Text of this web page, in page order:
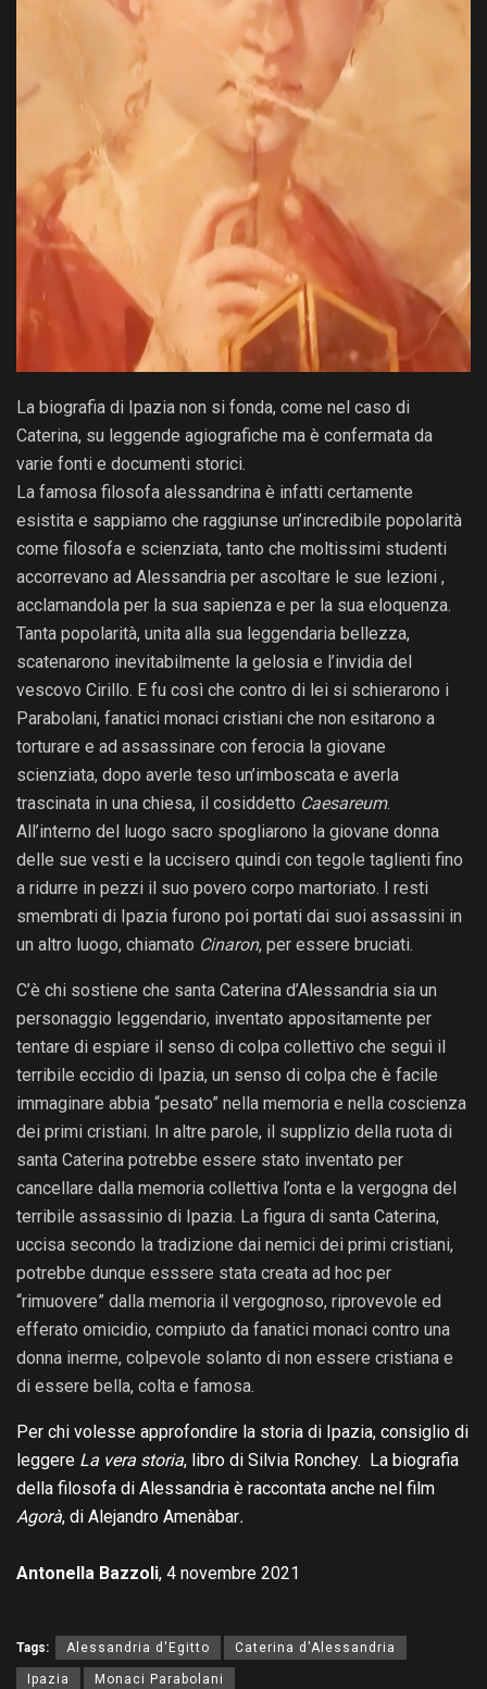
La biografia di Ipazia non si fonda, come nel caso di
Caterina, su leggende agiografiche ma è confermata da
varie fonti e documenti storici.
La famosa filosofa alessandrina è infatti certamente
esistita e sappiamo che raggiunse un’incredibile popolarità
come filosofa e scienziata, tanto che moltissimi studenti
accorrevano ad Alessandria per ascoltare le sue lezioni ,
acclamandola per la sua sapienza e per la sua eloquenza.
Tanta popolarità, unita alla sua leggendaria bellezza,
scatenarono inevitabilmente la gelosia e l’invidia del
vescovo Cirillo. E fu così che contro di lei si schierarono i
Parabolani, fanatici monaci cristiani che non esitarono a
torturare e ad assassinare con ferocia la giovane
scienziata, dopo averle teso un’imboscata e averla
trascinata in una chiesa, il cosiddetto Caesareum.
All’interno del luogo sacro spogliarono la giovane donna
delle sue vesti e la uccisero quindi con tegole taglienti fino
a ridurre in pezzi il suo povero corpo martoriato. I resti
smembrati di Ipazia furono poi portati dai suoi assassini in
un altro luogo, chiamato Cinaron, per essere bruciati.
C’è chi sostiene che santa Caterina d’Alessandria sia un
personaggio leggendario, inventato appositamente per
tentare di espiare il senso di colpa collettivo che seguì il
terribile eccidio di Ipazia, un senso di colpa che è facile
immaginare abbia “pesato” nella memoria e nella coscienza
dei primi cristiani. In altre parole, il supplizio della ruota di
santa Caterina potrebbe essere stato inventato per
cancellare dalla memoria collettiva l’onta e la vergogna del
terribile assassinio di Ipazia. La figura di santa Caterina,
uccisa secondo la tradizione dai nemici dei primi cristiani,
potrebbe dunque esssere stata creata ad hoc per
“rimuovere” dalla memoria il vergognoso, riprovevole ed
efferato omicidio, compiuto da fanatici monaci contro una
donna inerme, colpevole solanto di non essere cristiana e
di essere bella, colta e famosa.
Per chi volesse approfondire la storia di Ipazia, consiglio di
leggere La vera storia, libro di Silvia Ronchey. La biografia
della filosofa di Alessandria è raccontata anche nel film
Agorà, di Alejandro Amenàbar.
Antonella Bazzoli, 4 novembre 2021
Tags: Alessandria d'Egitto Caterina d'Alessandria
Ipazia Monaci Parabolani